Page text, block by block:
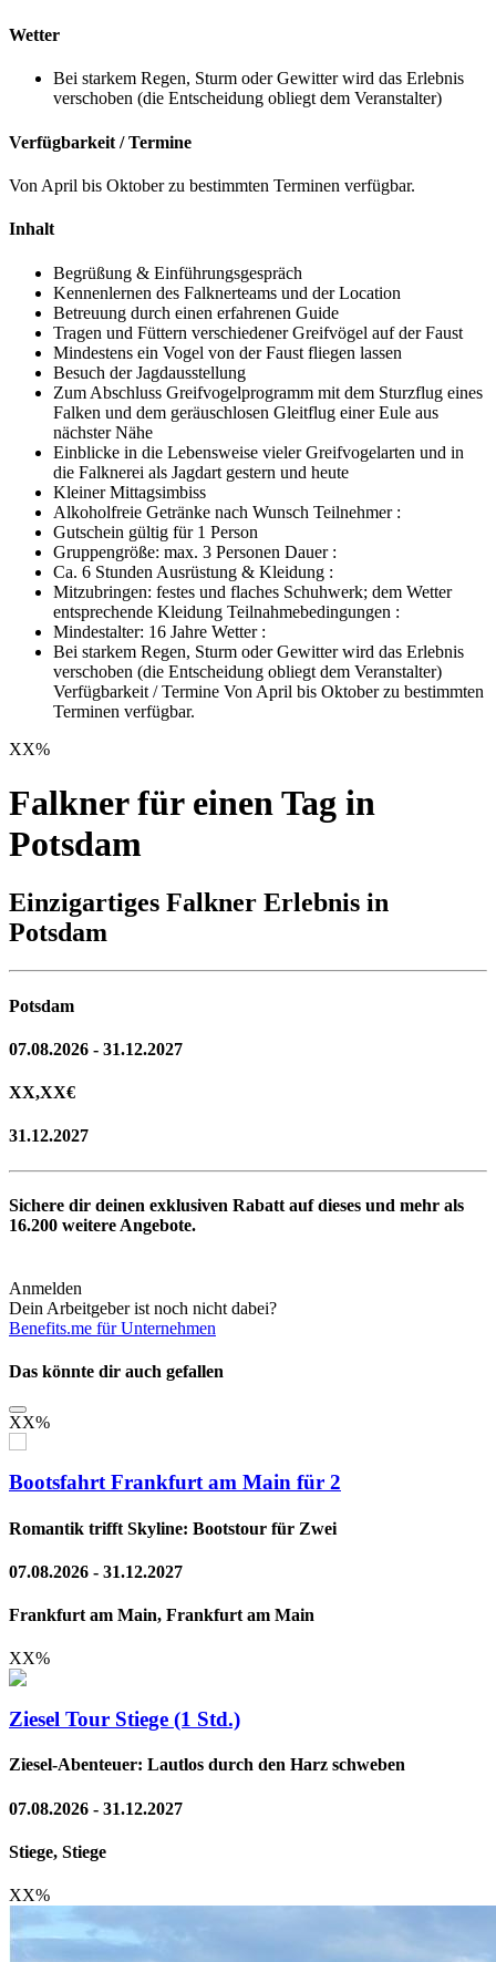
Wetter
Bei starkem Regen, Sturm oder Gewitter wird das Erlebnis
verschoben (die Entscheidung obliegt dem Veranstalter)
Verfügbarkeit / Termine
Von April bis Oktober zu bestimmten Terminen verfügbar.
Inhalt
Begrüßung & Einführungsgespräch
Kennenlernen des Falknerteams und der Location
Betreuung durch einen erfahrenen Guide
Tragen und Füttern verschiedener Greifvögel auf der Faust
Mindestens ein Vogel von der Faust fliegen lassen
Besuch der Jagdausstellung
Zum Abschluss Greifvogelprogramm mit dem Sturzflug eines
Falken und dem geräuschlosen Gleitflug einer Eule aus
nächster Nähe
Einblicke in die Lebensweise vieler Greifvogelarten und in
die Falknerei als Jagdart gestern und heute
Kleiner Mittagsimbiss
Alkoholfreie Getränke nach Wunsch Teilnehmer :
Gutschein gültig für 1 Person
Gruppengröße: max. 3 Personen Dauer :
Ca. 6 Stunden Ausrüstung & Kleidung :
Mitzubringen: festes und flaches Schuhwerk; dem Wetter
entsprechende Kleidung Teilnahmebedingungen :
Mindestalter: 16 Jahre Wetter :
Bei starkem Regen, Sturm oder Gewitter wird das Erlebnis
verschoben (die Entscheidung obliegt dem Veranstalter)
Verfügbarkeit / Termine Von April bis Oktober zu bestimmten
Terminen verfügbar.
XX%
Falkner für einen Tag in
Potsdam
Einzigartiges Falkner Erlebnis in
Potsdam
Potsdam
07.08.2026 - 31.12.2027
XX,XX€
31.12.2027
Sichere dir deinen exklusiven Rabatt auf dieses und mehr als
16.200 weitere Angebote.
Anmelden
Dein Arbeitgeber ist noch nicht dabei?
Benefits.me für Unternehmen
Das könnte dir auch gefallen
XX%
Bootsfahrt Frankfurt am Main für 2
Romantik trifft Skyline: Bootstour für Zwei
07.08.2026 - 31.12.2027
Frankfurt am Main, Frankfurt am Main
XX%
Ziesel Tour Stiege (1 Std.)
Ziesel-Abenteuer: Lautlos durch den Harz schweben
07.08.2026 - 31.12.2027
Stiege, Stiege
XX%